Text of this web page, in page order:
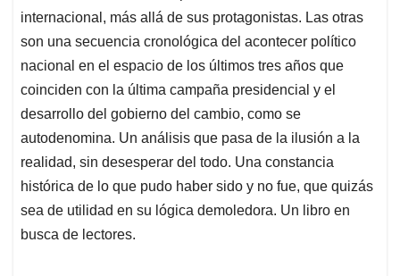
internacional, más allá de sus protagonistas. Las otras
son una secuencia cronológica del acontecer político
nacional en el espacio de los últimos tres años que
coinciden con la última campaña presidencial y el
desarrollo del gobierno del cambio, como se
autodenomina. Un análisis que pasa de la ilusión a la
realidad, sin desesperar del todo. Una constancia
histórica de lo que pudo haber sido y no fue, que quizás
sea de utilidad en su lógica demoledora. Un libro en
busca de lectores.